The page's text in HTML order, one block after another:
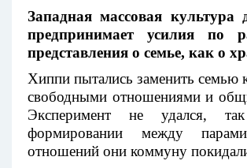
Западная массовая культура
предпринимает усилия по
представления о семье, как о
Хиппи пытались заменить семью
свободными отношениями и
Эксперимент не удался,
формировании между
отношений они коммуну